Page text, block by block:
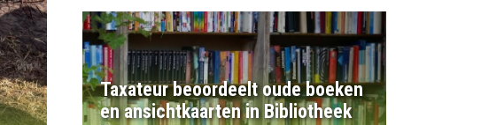
Taxateur beoordeelt oude boeken
en ansichtkaarten in Bibliotheek